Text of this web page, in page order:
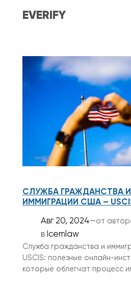
EVERIFY
СЛУЖБА ГРАЖДАНСТВА И
ИММИГРАЦИИ США –
Авг 20, 2024—от
в Icemlaw
Служба гражданства и
USCIS: полезные онлайн-
которые облегчат процесс